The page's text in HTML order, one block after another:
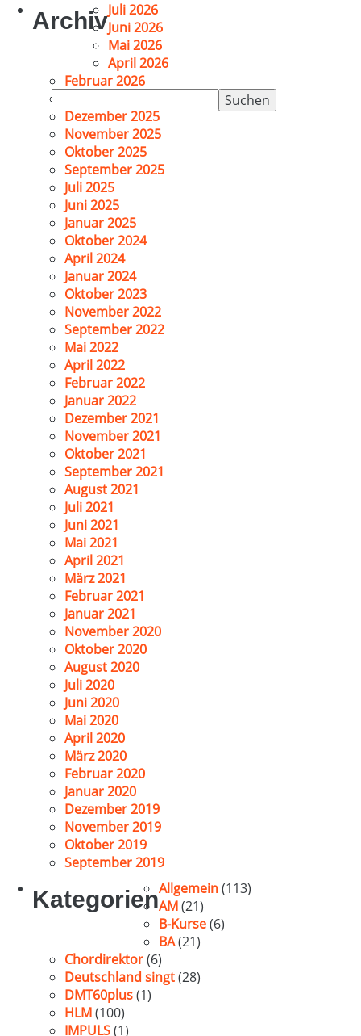
Suchen
nach:
ArchivJuli 2026
Juni 2026
Mai 2026
April 2026
Februar 2026
Dezember 2025
November 2025
Oktober 2025
September 2025
Juli 2025
Juni 2025
Januar 2025
Oktober 2024
April 2024
Januar 2024
Oktober 2023
November 2022
September 2022
Mai 2022
April 2022
Februar 2022
Januar 2022
Dezember 2021
November 2021
Oktober 2021
September 2021
August 2021
Juli 2021
Juni 2021
Mai 2021
April 2021
März 2021
Februar 2021
Januar 2021
November 2020
Oktober 2020
August 2020
Juli 2020
Juni 2020
Mai 2020
April 2020
März 2020
Februar 2020
Januar 2020
Dezember 2019
November 2019
Oktober 2019
September 2019
KategorienAllgemein(113)
AM(21)
B-Kurse(6)
BA(21)
Chordirektor(6)
Deutschland singt(28)
DMT60plus(1)
HLM(100)
IMPULS(1)